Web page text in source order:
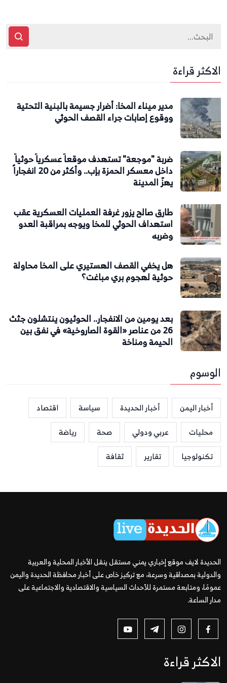
الاكثر قراءة
مدير ميناء المخا: أضرار جسيمة بالبنية التحتية
ووقوع إصابات جراء القصف الحوثي
ضربة "موجعة" تستهدف موقعاً عسكرياً حوثياً
داخل معسكر الحمزة بإب.. وأكثر من 20 انفجاراً
يهزّ المدينة
طارق صالح يزور غرفة العمليات العسكرية عقب
استهداف الحوثي للمخا ويوجه بمراقبة العدو
وضربه
هل يخفي القصف الهستيري على المخا محاولة
حوثية لهجوم بري مباغت؟
بعد يومين من الانفجار.. الحوثيون ينتشلون جثث
26 من عناصر «القوة الصاروخية» في نفق بين
الحيمة ومناخة
الوسوم
أخبار اليمن أخبار الحديدة سياسة
اقتصاد
محليات
عربي ودولي صحة
رياضة
تكنولوجيا
تقارير ثقافة
الحديدة لايف موقع إخباري يمني مستقل ينقل الأخبار المحلية والعربية
والدولية بمصداقية وسرعة، مع تركيز خاص على أخبار محافظة الحديدة واليمن
عمومًا، ومتابعة مستمرة للأحداث السياسية والاقتصادية والاجتماعية على
مدار الساعة.
الاكثر قراءة